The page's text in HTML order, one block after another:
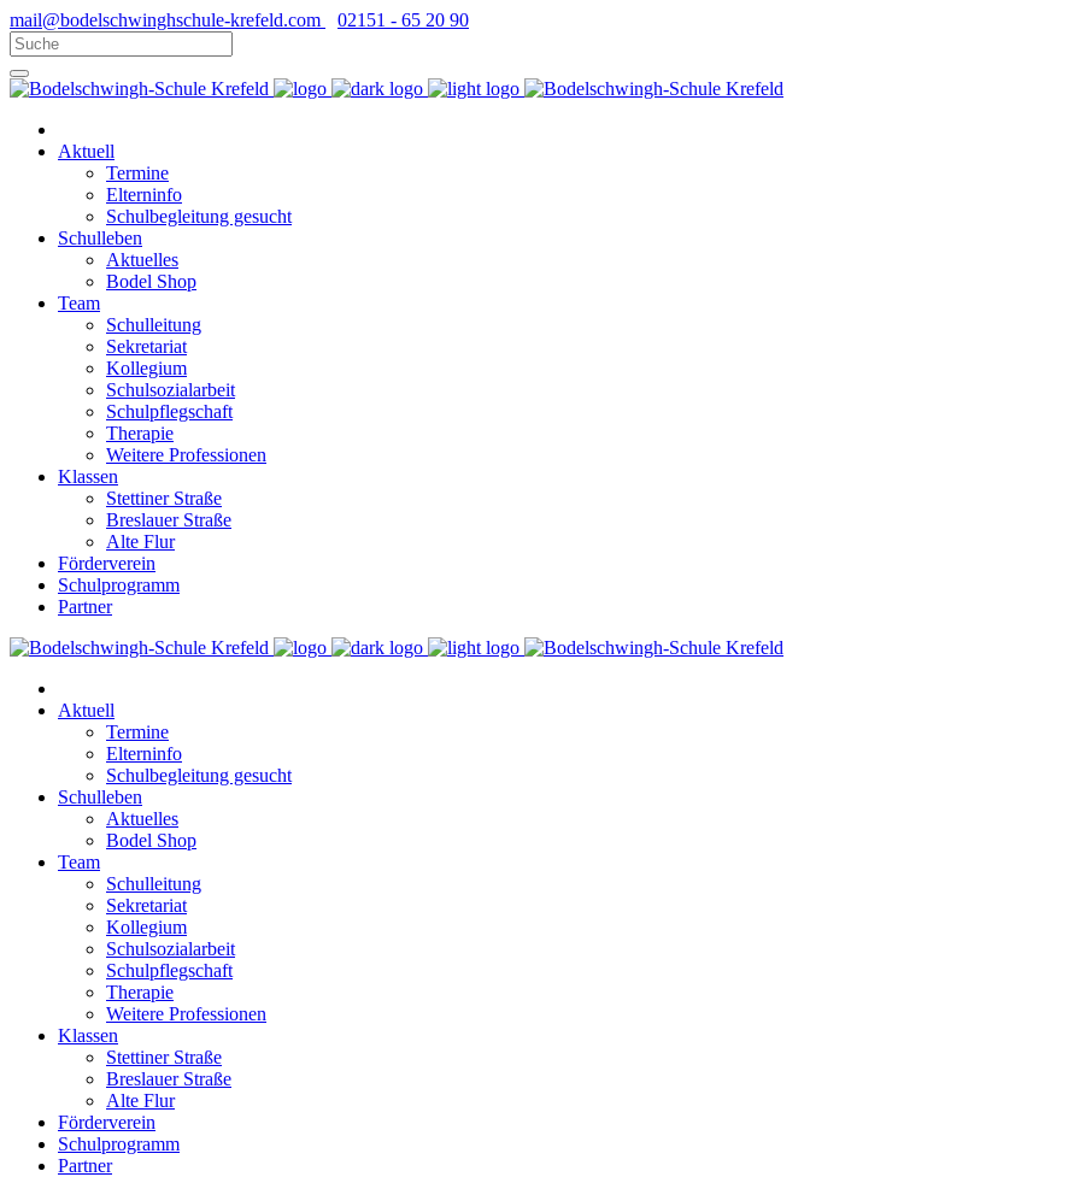
mail@bodelschwinghschule-krefeld.com 02151 - 65 20 90
Aktuell
Termine
Elterninfo
Schulbegleitung gesucht
Schulleben
Aktuelles
Bodel Shop
Team
Schulleitung
Sekretariat
Kollegium
Schulsozialarbeit
Schulpflegschaft
Therapie
Weitere Professionen
Klassen
Stettiner Straße
Breslauer Straße
Alte Flur
Förderverein
Schulprogramm
Partner
Aktuell
Termine
Elterninfo
Schulbegleitung gesucht
Schulleben
Aktuelles
Bodel Shop
Team
Schulleitung
Sekretariat
Kollegium
Schulsozialarbeit
Schulpflegschaft
Therapie
Weitere Professionen
Klassen
Stettiner Straße
Breslauer Straße
Alte Flur
Förderverein
Schulprogramm
Partner